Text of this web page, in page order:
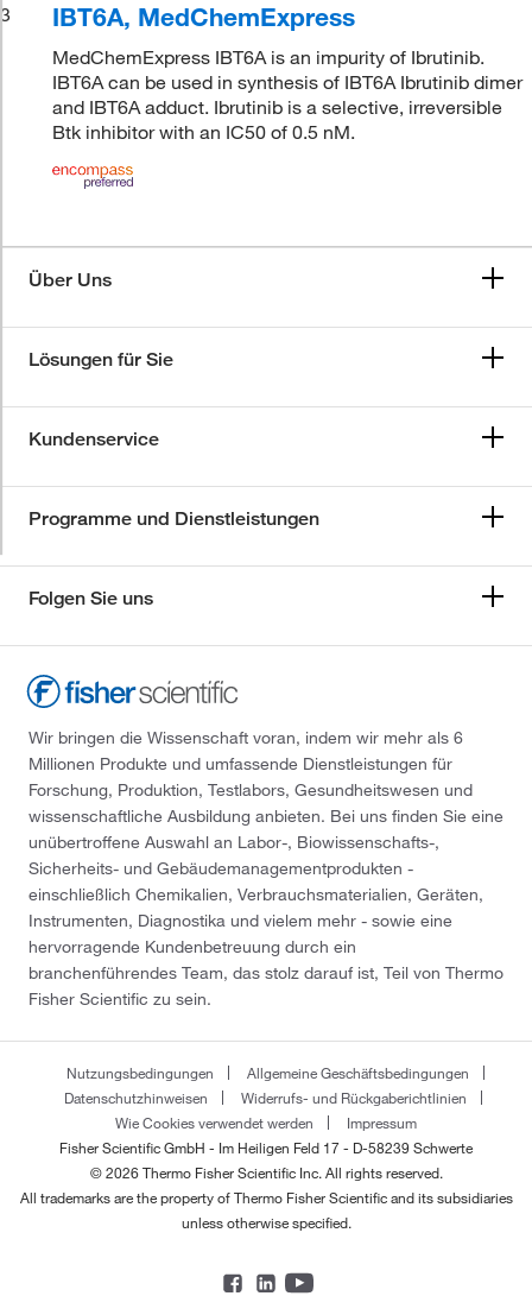
3
IBT6A, MedChemExpress
MedChemExpress IBT6A is an impurity of Ibrutinib.
IBT6A can be used in synthesis of IBT6A Ibrutinib dimer
and IBT6A adduct. Ibrutinib is a selective, irreversible
Btk inhibitor with an IC50 of 0.5 nM.
Über Uns
Lösungen für Sie
Kundenservice
Programme und Dienstleistungen
Folgen Sie uns
Wir bringen die Wissenschaft voran, indem wir mehr als 6
Millionen Produkte und umfassende Dienstleistungen für
Forschung, Produktion, Testlabors, Gesundheitswesen und
wissenschaftliche Ausbildung anbieten. Bei uns finden Sie eine
unübertroffene Auswahl an Labor-, Biowissenschafts-,
Sicherheits- und Gebäudemanagementprodukten -
einschließlich Chemikalien, Verbrauchsmaterialien, Geräten,
Instrumenten, Diagnostika und vielem mehr - sowie eine
hervorragende Kundenbetreuung durch ein
branchenführendes Team, das stolz darauf ist, Teil von Thermo
Fisher Scientific zu sein.
Nutzungsbedingungen
Allgemeine Geschäftsbedingungen
Datenschutzhinweisen
Widerrufs- und Rückgaberichtlinien
Wie Cookies verwendet werden
Impressum
Fisher Scientific GmbH - Im Heiligen Feld 17 - D-58239 Schwerte
© 2026 Thermo Fisher Scientific Inc. All rights reserved.
All trademarks are the property of Thermo Fisher Scientific and its subsidiaries
unless otherwise specified.